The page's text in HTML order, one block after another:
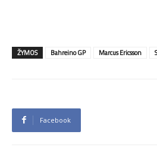
ŽYMOS Bahreino GP Marcus Ericsson
Facebook